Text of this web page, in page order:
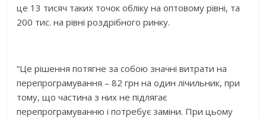
це 13 тисяч таких точок обліку на оптовому рівні, та
200 тис. на рівні роздрібного ринку.
“Це рішення потягне за собою значні витрати на
перепрограмування – 82 грн на один лічильник, при
тому, що частина з них не підлягає
перепрограмуванню і потребує заміни. При цьому